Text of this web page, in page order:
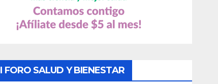
I FORO SALUD Y BIENESTAR